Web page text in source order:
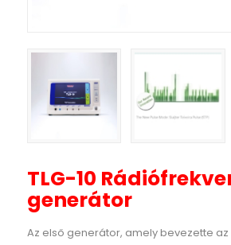
TLG-10
generátor
Az első generátor, amely bevezette az